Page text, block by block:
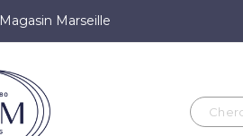
Magasin Marseille